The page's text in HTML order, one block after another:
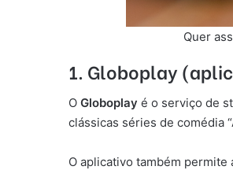
Quer
1. Globoplay
O Globoplay é o serviço de
clássicas séries de comédia
O aplicativo também